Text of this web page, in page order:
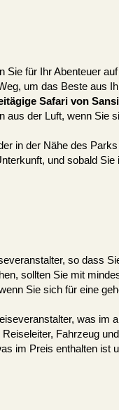
für Ihr Abenteuer
um das Beste aus
Safari von
der Luft, wenn Sie
in der Nähe des
und sobald
so dass
sollten Sie mit
Sie sich für eine
was im
Fahrzeug
im Preis enthalten ist